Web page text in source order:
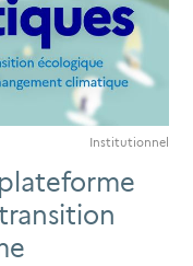
Institutionnel